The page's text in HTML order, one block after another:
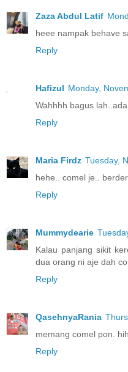
Zaza Abdul Latif
heee nampak behave
Reply
Hafizul Monday,
Wahhhh bagus
Reply
Maria Firdz Tuesday,
hehe.. comel je..
Reply
Mummydearie
Kalau panjang sikit
dua orang ni aje dah
Reply
QasehnyaRania
memang comel pon.
Reply